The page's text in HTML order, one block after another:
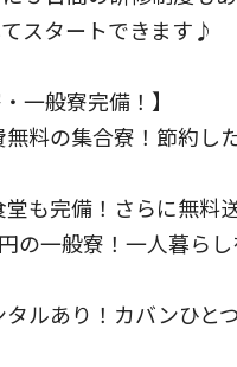
スタートできます♪
一般寮完備！】
無料の集合寮！節約し
堂も完備！さらに無料
の一般寮！一人暮ら
タルあり！カバンひと